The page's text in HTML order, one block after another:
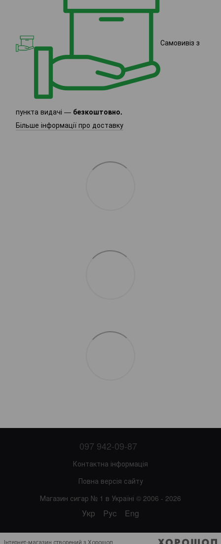
Самовивіз з
пункта видачі — безкоштовно.
Більше інформації про доставку
097 942-09-87
Контактна інформація
Повна версія сайту
Магазин сигар № 1 в Україні © 2006 - 2026
Укр Рус Eng
Інтернет-магазин створений з Хорошоп